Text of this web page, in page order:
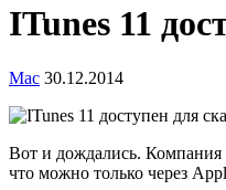
ITunes 11
Mac 30.12.2014
Вот и дождались. Компания
что можно только через